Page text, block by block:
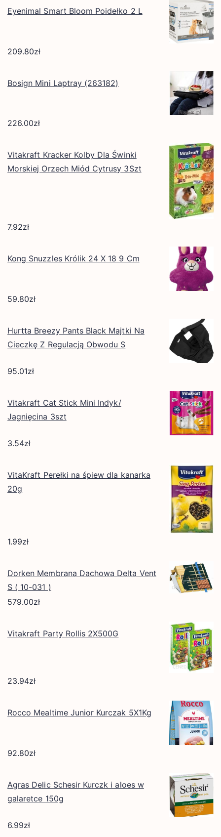
Eyenimal Smart Bloom Poidełko 2 L
209.80zł
Bosign Mini Laptray (263182)
226.00zł
Vitakraft Kracker Kolby Dla Świnki
Morskiej Orzech Miód Cytrusy 3Szt
7.92zł
Kong Snuzzles Królik 24 X 18 9 Cm
59.80zł
Hurtta Breezy Pants Black Majtki Na
Cieczkę Z Regulacją Obwodu S
95.01zł
Vitakraft Cat Stick Mini Indyk/
Jagnięcina 3szt
3.54zł
VitaKraft Perełki na śpiew dla kanarka
20g
1.99zł
Dorken Membrana Dachowa Delta Vent
S ( 10-031 )
579.00zł
Vitakraft Party Rollis 2X500G
23.94zł
Rocco Mealtime Junior Kurczak 5X1Kg
92.80zł
Agras Delic Schesir Kurczk i aloes w
galaretce 150g
6.99zł